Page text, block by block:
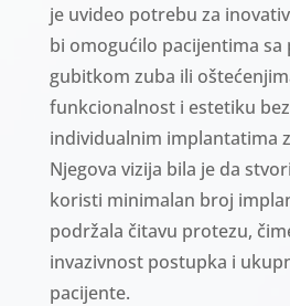
je uvideo potrebu za
bi omogućilo pacijentima
gubitkom zuba ili
funkcionalnost i estetiku
individualnim implantatima
Njegova vizija bila je da
koristi minimalan broj
podržala čitavu protezu,
invazivnost postupka i
pacijente.